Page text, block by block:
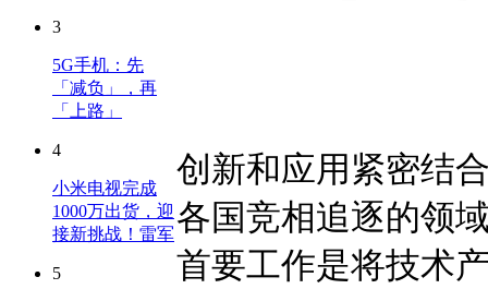
创新和应用紧密结
各国竞相追逐的领
首要工作是将技术
3
5G手机：先
「减负」，再
「上路」
4
小米电视完成
1000万出货，迎
接新挑战！雷军
5